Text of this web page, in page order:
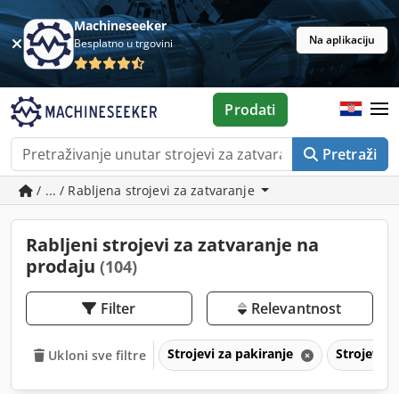
Machineseeker
Besplatno u trgovini Na aplikaciju
Pretraži
Prodati
/ ... / Rabljena strojevi za zatvaranje
Rabljeni strojevi za zatvaranje na
prodaju (104)
Filter Relevantnost
Ukloni sve filtre Strojevi za pakiranje Strojevi